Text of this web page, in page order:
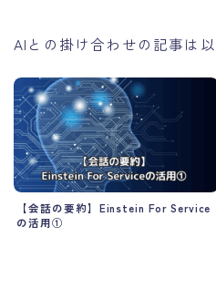
AIとの掛け合わせの記事は
【会話の要約】Einstein For Service
の活用①